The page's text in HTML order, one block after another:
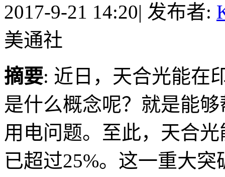
2017-9-21 14:20| 发布者:
美通社
摘要: 近日，天合光能在
是什么概念呢？就是能
用电问题。至此，天合
已超过25%。这一重大